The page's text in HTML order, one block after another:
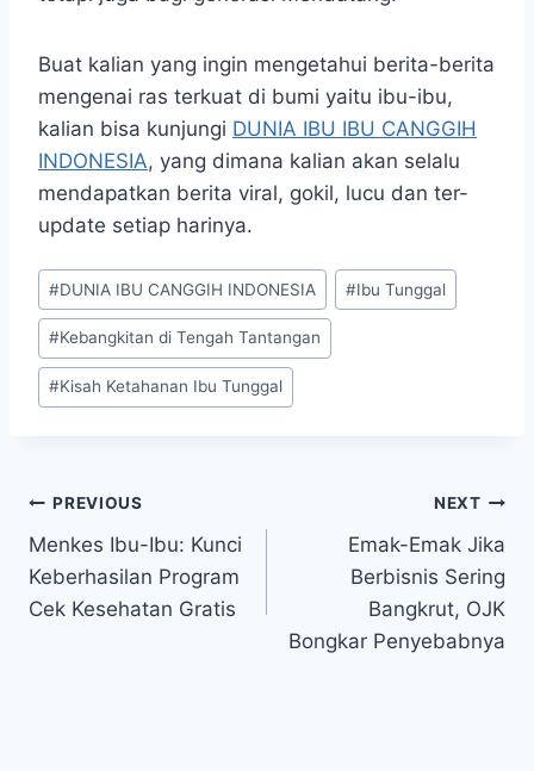
Buat kalian yang ingin mengetahui berita-berita
mengenai ras terkuat di bumi yaitu ibu-ibu,
kalian bisa kunjungi DUNIA IBU IBU CANGGIH
INDONESIA, yang dimana kalian akan selalu
mendapatkan berita viral, gokil, lucu dan ter-
update setiap harinya.
Post
Tags:
#DUNIA IBU CANGGIH INDONESIA #Ibu Tunggal
#Kebangkitan di Tengah Tantangan
#Kisah Ketahanan Ibu Tunggal
Post
navigation
PREVIOUS
Menkes Ibu-Ibu: Kunci
Keberhasilan Program
Cek Kesehatan Gratis
NEXT
Emak-Emak Jika
Berbisnis Sering
Bangkrut, OJK
Bongkar Penyebabnya